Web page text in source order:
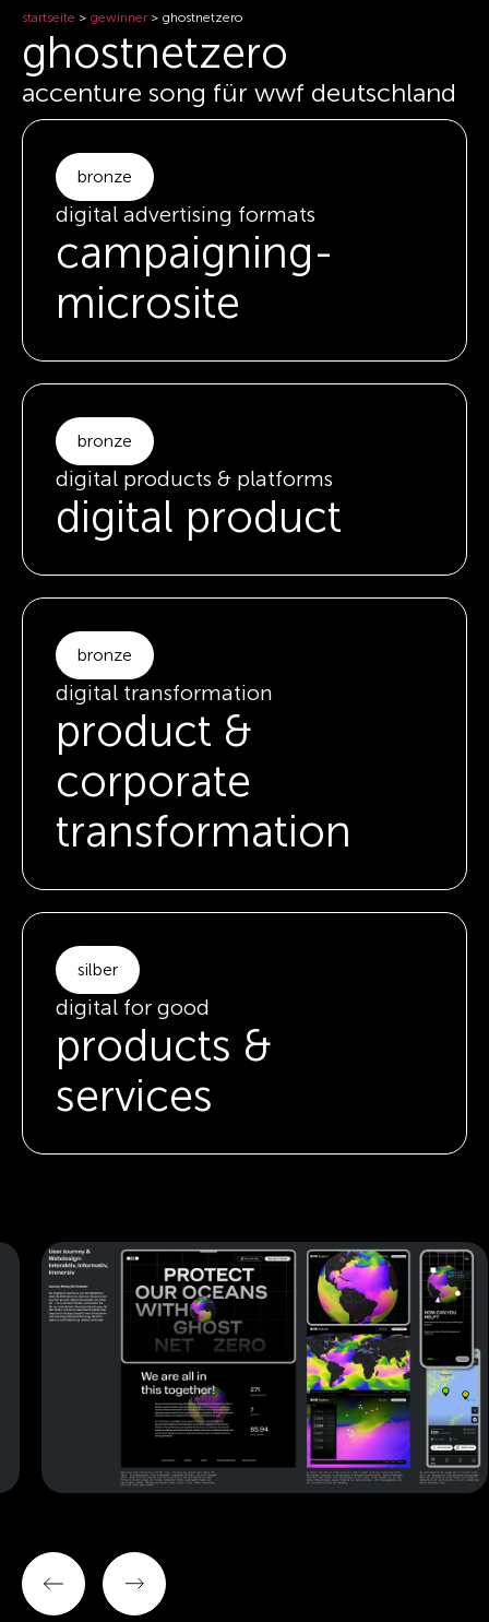
startseite > gewinner> ghostnetzero
ghostnetzero
accenture song für wwf deutschland
bronze
digital advertising formats
campaigning-
microsite
bronze
digital products & platforms
digital product
bronze
digital transformation
product &
corporate
transformation
silber
digital for good
products &
services